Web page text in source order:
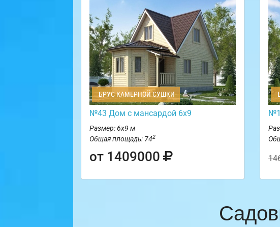
БРУС КАМЕРНОЙ СУШКИ
№43 Дом с мансардой 6х9
Размер: 6х9 м
Общая площадь: 742
от 1409000